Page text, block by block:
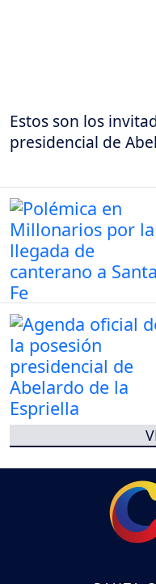
Estos son los
presidencial de